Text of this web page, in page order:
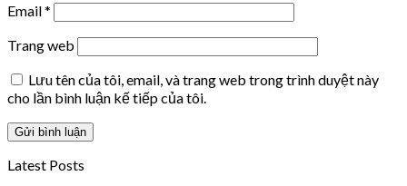
Email*
Trang web
Lưu tên của tôi, email, và trang web trong trình duyệt này
cho lần bình luận kế tiếp của tôi.
Latest Posts